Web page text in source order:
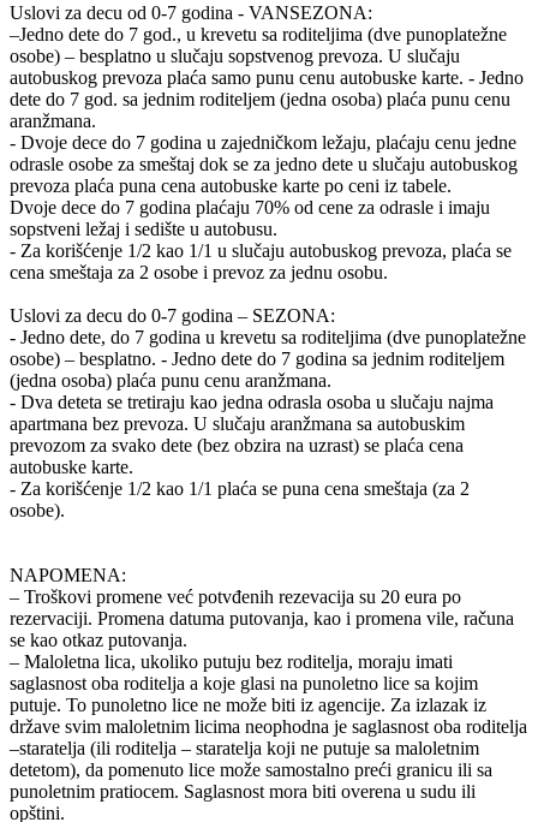
Uslovi za decu od 0-7 godina - VANSEZONA:
–Jedno dete do 7 god., u krevetu sa roditeljima (dve punoplatežne
osobe) – besplatno u slučaju sopstvenog prevoza. U slučaju
autobuskog prevoza plaća samo punu cenu autobuske karte. - Jedno
dete do 7 god. sa jednim roditeljem (jedna osoba) plaća punu cenu
aranžmana.
- Dvoje dece do 7 godina u zajedničkom ležaju, plaćaju cenu jedne
odrasle osobe za smeštaj dok se za jedno dete u slučaju autobuskog
prevoza plaća puna cena autobuske karte po ceni iz tabele.
Dvoje dece do 7 godina plaćaju 70% od cene za odrasle i imaju
sopstveni ležaj i sedište u autobusu.
- Za korišćenje 1/2 kao 1/1 u slučaju autobuskog prevoza, plaća se
cena smeštaja za 2 osobe i prevoz za jednu osobu.
Uslovi za decu do 0-7 godina – SEZONA:
- Jedno dete, do 7 godina u krevetu sa roditeljima (dve punoplatežne
osobe) – besplatno. - Jedno dete do 7 godina sa jednim roditeljem
(jedna osoba) plaća punu cenu aranžmana.
- Dva deteta se tretiraju kao jedna odrasla osoba u slučaju najma
apartmana bez prevoza. U slučaju aranžmana sa autobuskim
prevozom za svako dete (bez obzira na uzrast) se plaća cena
autobuske karte.
- Za korišćenje 1/2 kao 1/1 plaća se puna cena smeštaja (za 2
osobe).
NAPOMENA:
– Troškovi promene već potvđenih rezevacija su 20 eura po
rezervaciji. Promena datuma putovanja, kao i promena vile, računa
se kao otkaz putovanja.
– Maloletna lica, ukoliko putuju bez roditelja, moraju imati
saglasnost oba roditelja a koje glasi na punoletno lice sa kojim
putuje. To punoletno lice ne može biti iz agencije. Za izlazak iz
države svim maloletnim licima neophodna je saglasnost oba roditelja
–staratelja (ili roditelja – staratelja koji ne putuje sa maloletnim
detetom), da pomenuto lice može samostalno preći granicu ili sa
punoletnim pratiocem. Saglasnost mora biti overena u sudu ili
opštini.